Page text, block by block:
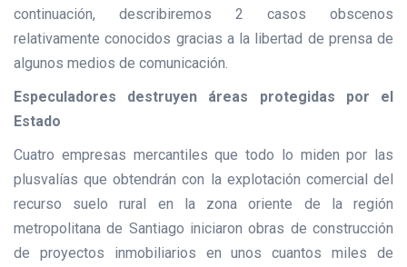
continuación, describiremos 2 casos obscenos
relativamente conocidos gracias a la libertad de prensa de
algunos medios de comunicación.
Especuladores destruyen áreas protegidas por el
Estado
Cuatro empresas mercantiles que todo lo miden por las
plusvalías que obtendrán con la explotación comercial del
recurso suelo rural en la zona oriente de la región
metropolitana de Santiago iniciaron obras de construcción
de proyectos inmobiliarios en unos cuantos miles de